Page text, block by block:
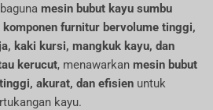
mesin bubut kayu sumbu
komponen furnitur bervolume tinggi,
kaki kursi, mangkuk kayu, dan
kerucut, menawarkan mesin bubut
akurat, dan efisien untuk
kayu.